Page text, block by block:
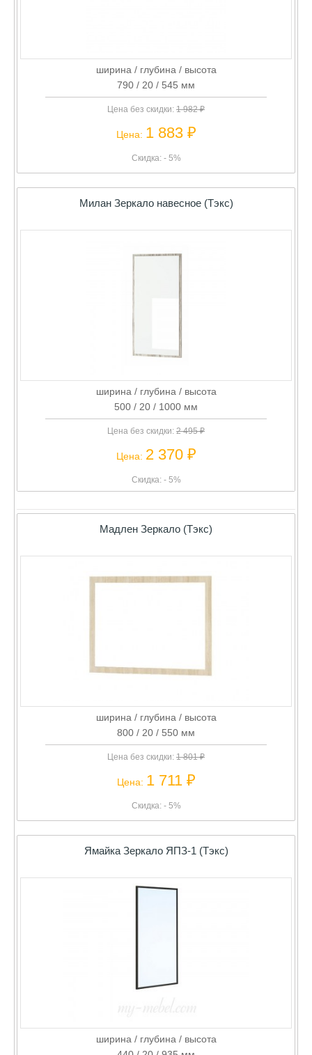
ширина / глубина / высота
790 / 20 / 545 мм
Цена без скидки: 1 982 ₽
Цена: 1 883 ₽
Скидка: - 5%
Милан Зеркало навесное (Тэкс)
ширина / глубина / высота
500 / 20 / 1000 мм
Цена без скидки: 2 495 ₽
Цена: 2 370 ₽
Скидка: - 5%
Мадлен Зеркало (Тэкс)
ширина / глубина / высота
800 / 20 / 550 мм
Цена без скидки: 1 801 ₽
Цена: 1 711 ₽
Скидка: - 5%
Ямайка Зеркало ЯПЗ-1 (Тэкс)
ширина / глубина / высота